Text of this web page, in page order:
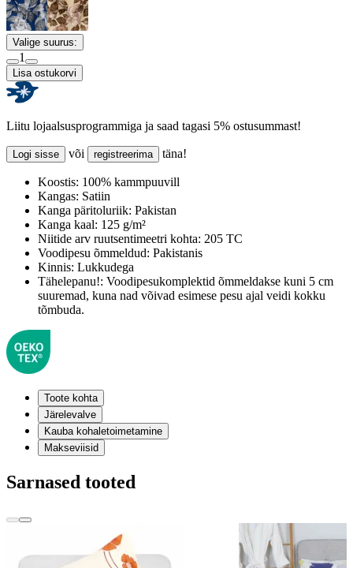
Valige suurus:
1
Lisa ostukorvi
Liitu lojaalsusprogrammiga ja saad tagasi 5% ostusummast!
Logi sisse või registreerima täna!
Koostis: 100% kammpuuvill
Kangas: Satiin
Kanga päritoluriik: Pakistan
Kanga kaal: 125 g/m²
Niitide arv ruutsentimeetri kohta: 205 TC
Voodipesu õmmeldud: Pakistanis
Kinnis: Lukkudega
Tähelepanu!: Voodipesukomplektid õmmeldakse kuni 5 cm
suuremad, kuna nad võivad esimese pesu ajal veidi kokku
tõmbuda.
Toote kohta
Järelevalve
Kauba kohaletoimetamine
Makseviisid
Sarnased tooted